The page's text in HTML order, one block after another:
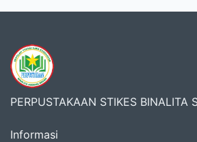
PERPUSTAKAAN STIKES BINALITA
Informasi